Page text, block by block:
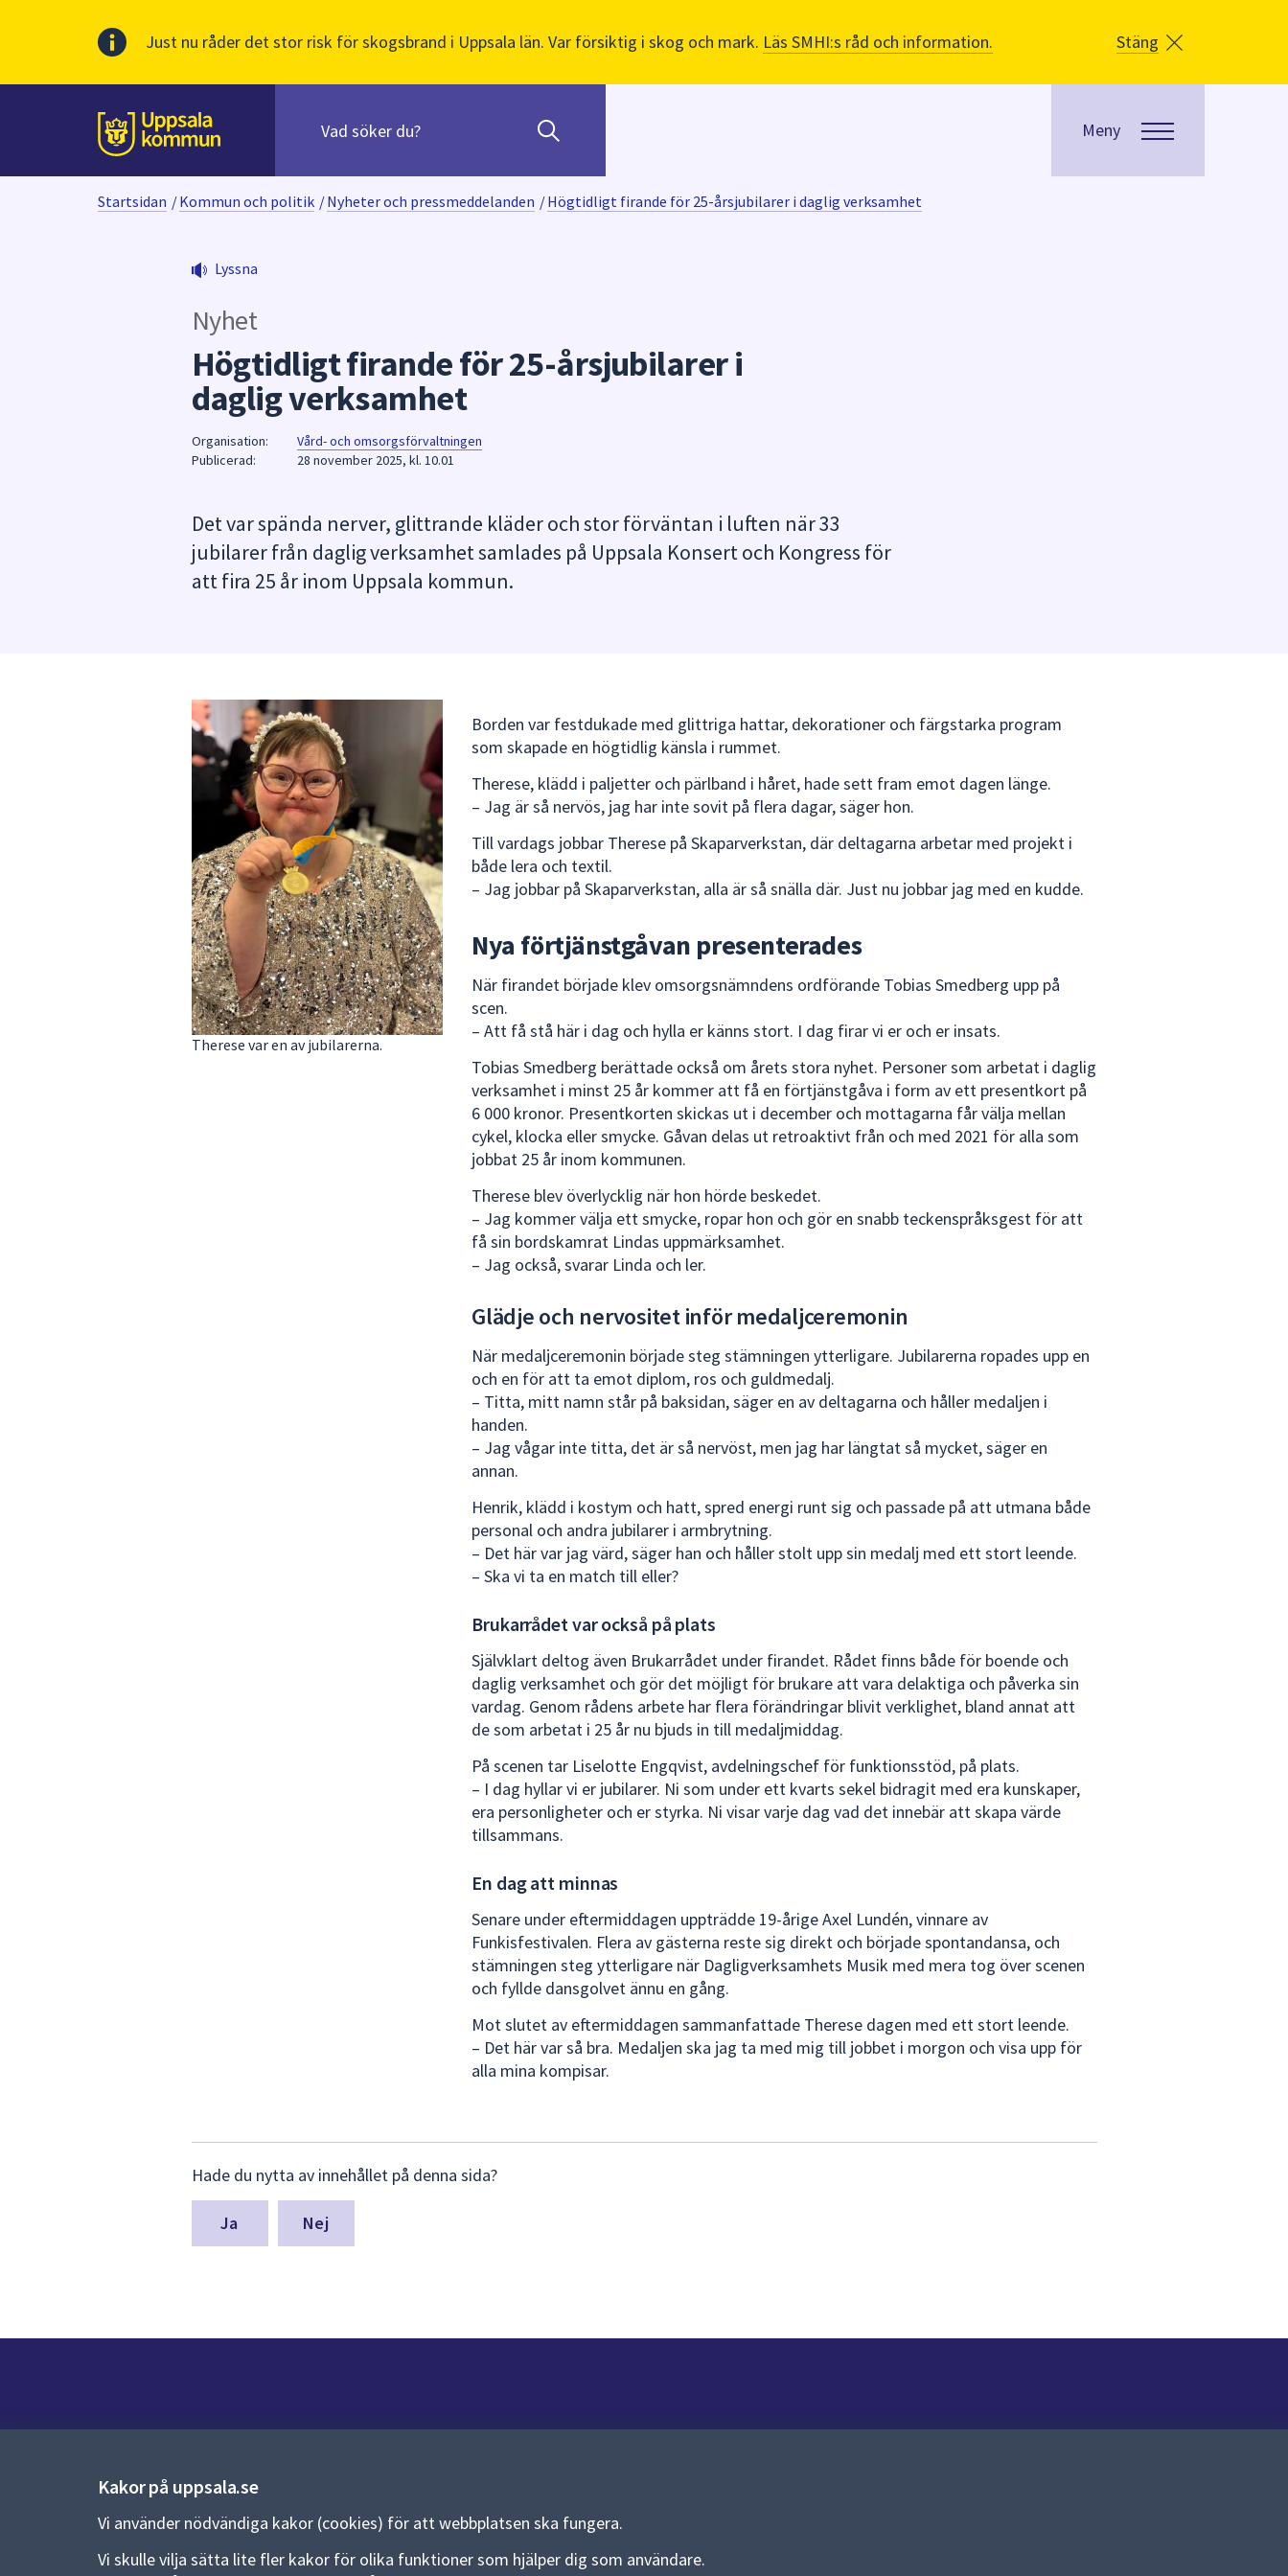
Just nu råder det stor risk för skogsbrand i Uppsala län. Var försiktig i skog och mark. Läs SMHI:s råd och information. Stäng
Till sidans
huvudinnehåll
innehåll
När
kommer
sökförslag
att
presenteras
under
fältet.
för
att
navigera
att
välja
något
av
dem.
Meny
Kakor på uppsala.se
Vi använder nödvändiga kakor (cookies) för att webbplatsen ska fungera.
Vi skulle vilja sätta lite fler kakor för olika funktioner som hjälper dig som användare.
Startsidan /Kommun och politik /Nyheter och pressmeddelanden /Högtidligt firande för 25-årsjubilarer i daglig verksamhet
Lyssna
Nyhet
Högtidligt firande för 25-årsjubilarer i
daglig verksamhet
Organisation:
Vård- och omsorgsförvaltningen
Publicerad:
28 november 2025, kl. 10.01
Det var spända nerver, glittrande kläder och stor förväntan i luften när 33
jubilarer från daglig verksamhet samlades på Uppsala Konsert och Kongress för
att fira 25 år inom Uppsala kommun.
Therese var en av jubilarerna.
Borden var festdukade med glittriga hattar, dekorationer och färgstarka program
som skapade en högtidlig känsla i rummet.
Therese, klädd i paljetter och pärlband i håret, hade sett fram emot dagen länge.
– Jag är så nervös, jag har inte sovit på flera dagar, säger hon.
Till vardags jobbar Therese på Skaparverkstan, där deltagarna arbetar med projekt i
både lera och textil.
– Jag jobbar på Skaparverkstan, alla är så snälla där. Just nu jobbar jag med en kudde.
Nya förtjänstgåvan presenterades
När firandet började klev omsorgsnämndens ordförande Tobias Smedberg upp på
scen.
– Att få stå här i dag och hylla er känns stort. I dag firar vi er och er insats.
Tobias Smedberg berättade också om årets stora nyhet. Personer som arbetat i daglig
verksamhet i minst 25 år kommer att få en förtjänstgåva i form av ett presentkort på
6 000 kronor. Presentkorten skickas ut i december och mottagarna får välja mellan
cykel, klocka eller smycke. Gåvan delas ut retroaktivt från och med 2021 för alla som
jobbat 25 år inom kommunen.
Therese blev överlycklig när hon hörde beskedet.
– Jag kommer välja ett smycke, ropar hon och gör en snabb teckenspråksgest för att
få sin bordskamrat Lindas uppmärksamhet.
– Jag också, svarar Linda och ler.
Glädje och nervositet inför medaljceremonin
När medaljceremonin började steg stämningen ytterligare. Jubilarerna ropades upp en
och en för att ta emot diplom, ros och guldmedalj.
– Titta, mitt namn står på baksidan, säger en av deltagarna och håller medaljen i
handen.
– Jag vågar inte titta, det är så nervöst, men jag har längtat så mycket, säger en
annan.
Henrik, klädd i kostym och hatt, spred energi runt sig och passade på att utmana både
personal och andra jubilarer i armbrytning.
– Det här var jag värd, säger han och håller stolt upp sin medalj med ett stort leende.
– Ska vi ta en match till eller?
Brukarrådet var också på plats
Självklart deltog även Brukarrådet under firandet. Rådet finns både för boende och
daglig verksamhet och gör det möjligt för brukare att vara delaktiga och påverka sin
vardag. Genom rådens arbete har flera förändringar blivit verklighet, bland annat att
de som arbetat i 25 år nu bjuds in till medaljmiddag.
På scenen tar Liselotte Engqvist, avdelningschef för funktionsstöd, på plats.
– I dag hyllar vi er jubilarer. Ni som under ett kvarts sekel bidragit med era kunskaper,
era personligheter och er styrka. Ni visar varje dag vad det innebär att skapa värde
tillsammans.
En dag att minnas
Senare under eftermiddagen uppträdde 19-årige Axel Lundén, vinnare av
Funkisfestivalen. Flera av gästerna reste sig direkt och började spontandansa, och
stämningen steg ytterligare när Dagligverksamhets Musik med mera tog över scenen
och fyllde dansgolvet ännu en gång.
Mot slutet av eftermiddagen sammanfattade Therese dagen med ett stort leende.
– Det här var så bra. Medaljen ska jag ta med mig till jobbet i morgon och visa upp för
alla mina kompisar.
synpunkter
för
denna
Hade du nytta av innehållet på denna sida?
Nej
Kontaktcenter:018-727 00 00
E-post:uppsala.kommun@uppsala.se
Fler kontaktvägar
Allmänna handlingar och diarium
Behandling av personuppgifter